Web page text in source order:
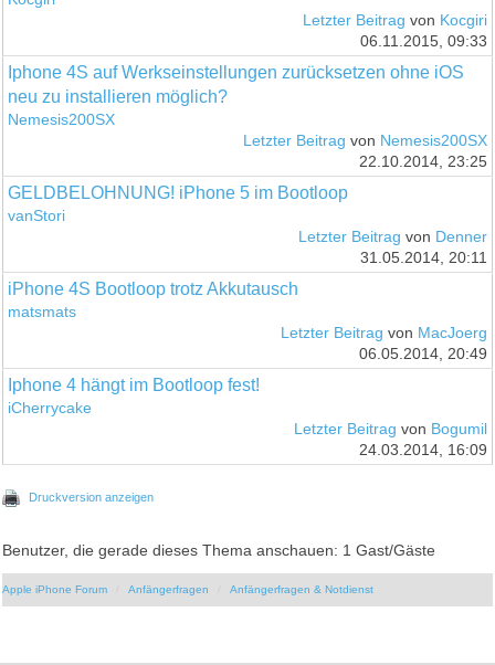
Letzter Beitrag von Kocgiri
06.11.2015, 09:33
Iphone 4S auf Werkseinstellungen zurücksetzen ohne iOS
neu zu installieren möglich?
Nemesis200SX
Letzter Beitrag von Nemesis200SX
22.10.2014, 23:25
GELDBELOHNUNG! iPhone 5 im Bootloop
vanStori
Letzter Beitrag von Denner
31.05.2014, 20:11
iPhone 4S Bootloop trotz Akkutausch
matsmats
Letzter Beitrag von MacJoerg
06.05.2014, 20:49
Iphone 4 hängt im Bootloop fest!
iCherrycake
Letzter Beitrag von Bogumil
24.03.2014, 16:09
Druckversion anzeigen
Benutzer, die gerade dieses Thema anschauen: 1 Gast/Gäste
Apple iPhone Forum Anfängerfragen Anfängerfragen & Notdienst